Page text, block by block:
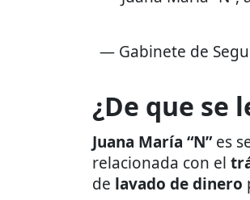
— Gabinete de
¿De que se
Juana María “N”es
relacionada con el
de lavado de dinero